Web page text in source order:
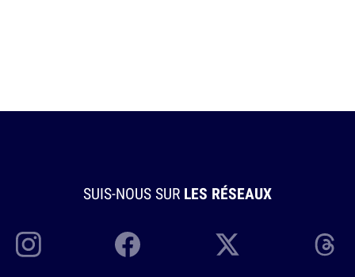
SUIS-NOUS SUR LES RÉSEAUX